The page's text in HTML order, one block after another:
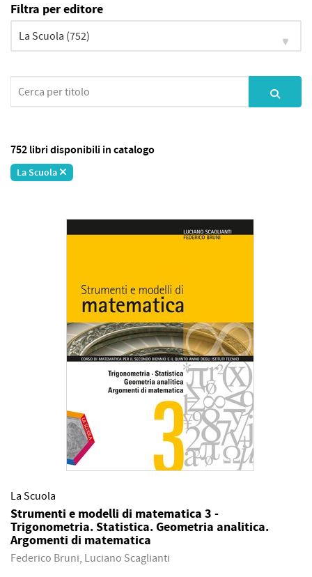
Filtra per editore
752 libri disponibili in catalogo
La Scuola
La Scuola
Strumenti e modelli di matematica 3 -
Trigonometria. Statistica. Geometria analitica.
Argomenti di matematica
Federico Bruni, Luciano Scaglianti